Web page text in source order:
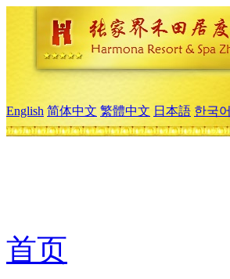
English 简体中文 繁體中文 日本語 한국어
首页